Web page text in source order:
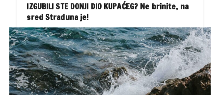
IZGUBILI STE DONJI DIO KUPAĆEG? Ne brinite, na
sred Straduna je!